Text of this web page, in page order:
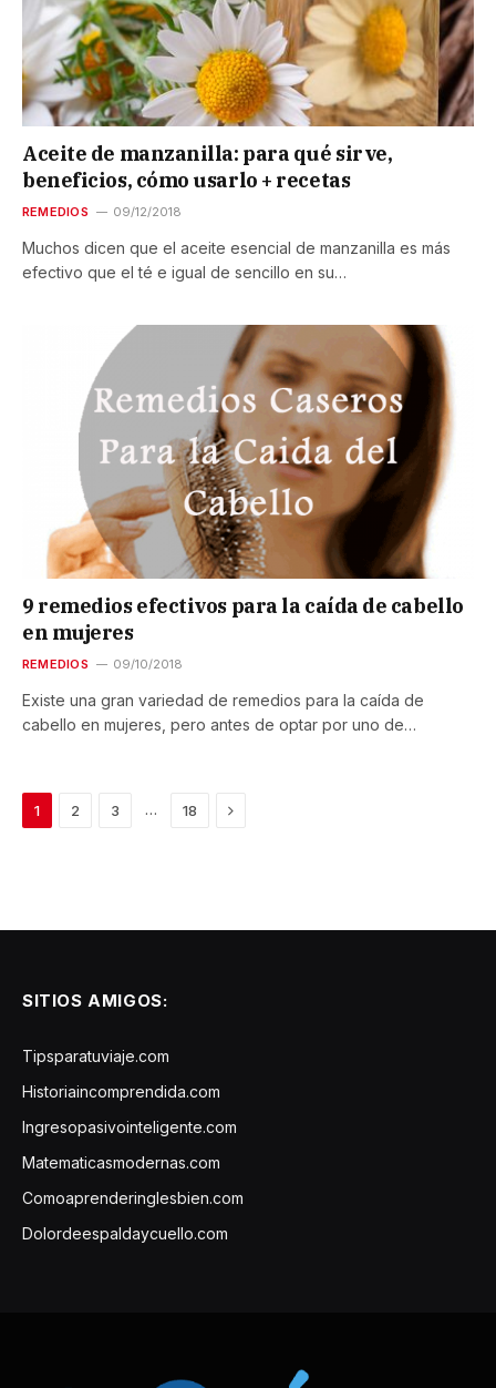
Aceite de manzanilla: para qué sirve,
beneficios, cómo usarlo + recetas
REMEDIOS 09/12/2018
Muchos dicen que el aceite esencial de manzanilla es más
efectivo que el té e igual de sencillo en su…
9 remedios efectivos para la caída de cabello
en mujeres
REMEDIOS 09/10/2018
Existe una gran variedad de remedios para la caída de
cabello en mujeres, pero antes de optar por uno de…
1 2 3 … 18 Next
SITIOS AMIGOS:
Tipsparatuviaje.com
Historiaincomprendida.com
Ingresopasivointeligente.com
Matematicasmodernas.com
Comoaprenderinglesbien.com
Dolordeespaldaycuello.com